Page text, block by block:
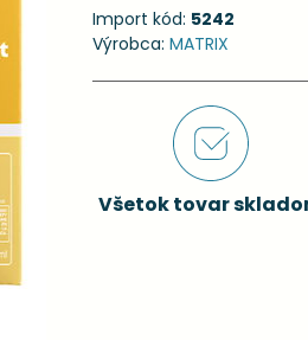
Import kód: 5242
Výrobca: MATRIX
Všetok tovar